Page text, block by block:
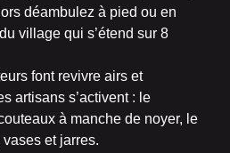
déambulez à pied ou en
village qui s’étend sur 8
font revivre airs et
artisans s’activent : le
à manche de noyer, le
et jarres.